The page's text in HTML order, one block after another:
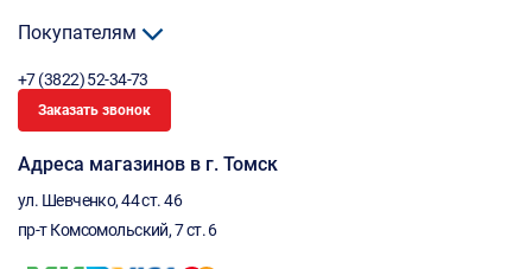
Покупателям
+7 (3822) 52-34-73
Заказать звонок
Адреса магазинов в г. Томск
ул. Шевченко, 44 ст. 46
пр-т Комсомольский, 7 ст. 6